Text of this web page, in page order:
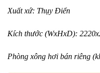
Xuất xứ: Thụy Điển
Kích thước (WxHxD):
Phòng xông hơi bán riêng